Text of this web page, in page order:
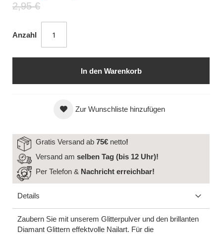
2,95 €
Anzahl
In den Warenkorb
Zur Wunschliste hinzufügen
Gratis Versand ab 75€ netto!
Versand am selben Tag (bis 12 Uhr)!
Per Telefon & Nachricht erreichbar!
Details
Zaubern Sie mit unserem Glitterpulver und den brillanten
Diamant Glittern effektvolle Nailart. Für die